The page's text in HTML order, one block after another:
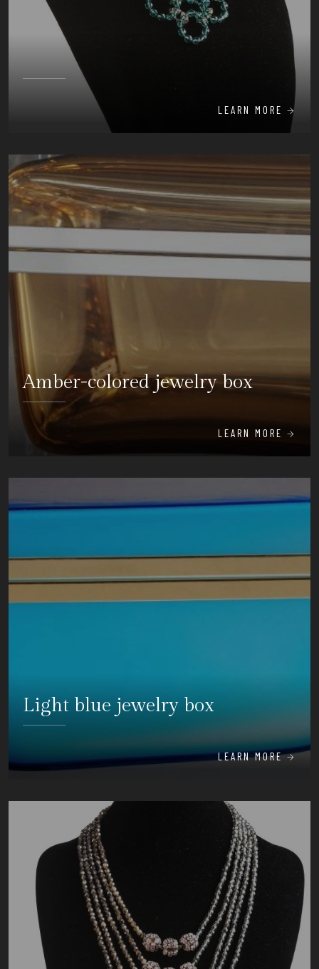
LEARN MORE
Amber-colored jewelry box
LEARN MORE
Light blue jewelry box
LEARN MORE